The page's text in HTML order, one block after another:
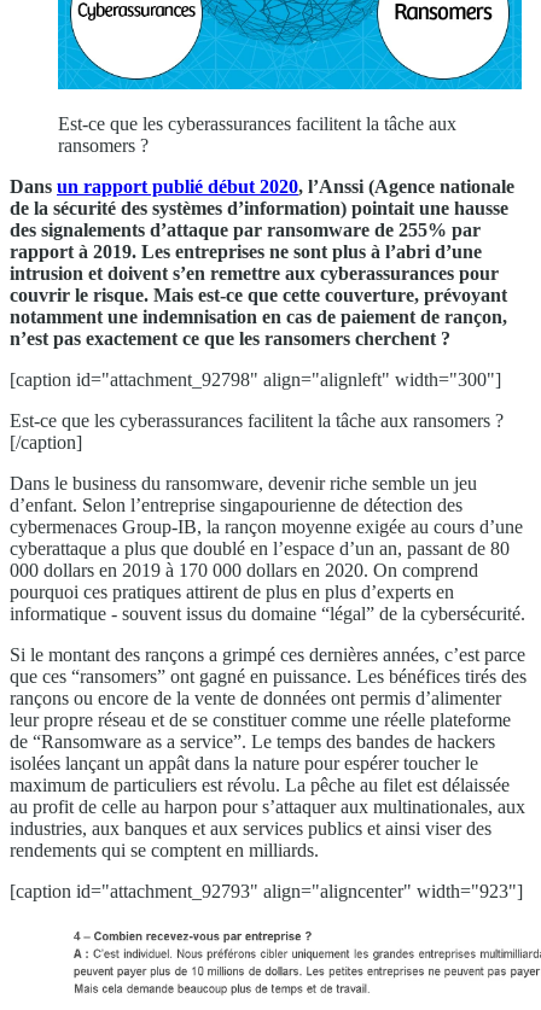
Est-ce que les cyberassurances facilitent la tâche aux
ransomers ?
Dans un rapport publié début 2020, l’Anssi (Agence nationale
de la sécurité des systèmes d’information) pointait une hausse
des signalements d’attaque par ransomware de 255% par
rapport à 2019. Les entreprises ne sont plus à l’abri d’une
intrusion et doivent s’en remettre aux cyberassurances pour
couvrir le risque. Mais est-ce que cette couverture, prévoyant
notamment une indemnisation en cas de paiement de rançon,
n’est pas exactement ce que les ransomers cherchent ?
[caption id="attachment_92798" align="alignleft" width="300"]
Est-ce que les cyberassurances facilitent la tâche aux ransomers ?
[/caption]
Dans le business du ransomware, devenir riche semble un jeu
d’enfant. Selon l’entreprise singapourienne de détection des
cybermenaces Group-IB, la rançon moyenne exigée au cours d’une
cyberattaque a plus que doublé en l’espace d’un an, passant de 80
000 dollars en 2019 à 170 000 dollars en 2020. On comprend
pourquoi ces pratiques attirent de plus en plus d’experts en
informatique - souvent issus du domaine “légal” de la cybersécurité.
Si le montant des rançons a grimpé ces dernières années, c’est parce
que ces “ransomers” ont gagné en puissance. Les bénéfices tirés des
rançons ou encore de la vente de données ont permis d’alimenter
leur propre réseau et de se constituer comme une réelle plateforme
de “Ransomware as a service”. Le temps des bandes de hackers
isolées lançant un appât dans la nature pour espérer toucher le
maximum de particuliers est révolu. La pêche au filet est délaissée
au profit de celle au harpon pour s’attaquer aux multinationales, aux
industries, aux banques et aux services publics et ainsi viser des
rendements qui se comptent en milliards.
[caption id="attachment_92793" align="aligncenter" width="923"]